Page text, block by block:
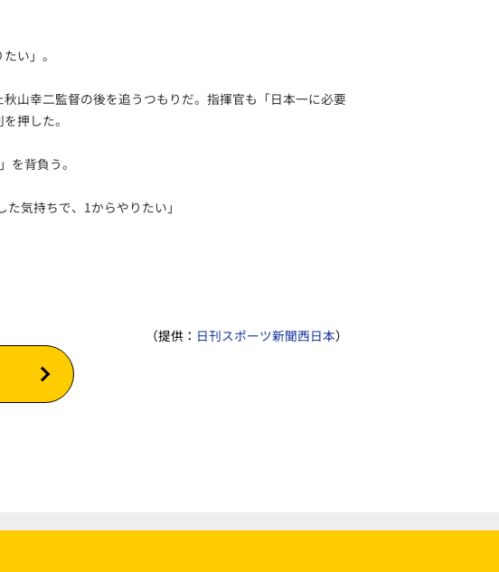
い」。
山幸二監督の後を追うつもりだ。指揮官も「日本一に必要
押した。
を背負う。
気持ちで、1からやりたい」
（提供： 日刊スポーツ新聞西日本）